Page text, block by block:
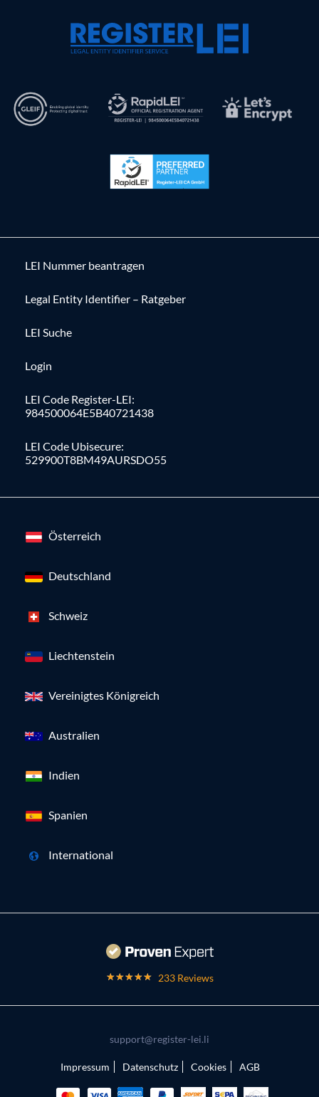
LEI Nummer beantragen
Legal Entity Identifier – Ratgeber
LEI Suche
Login
LEI Code Register-LEI:
984500064E5B40721438
LEI Code Ubisecure:
529900T8BM49AURSDO55
Österreich
Deutschland
Schweiz
Liechtenstein
Vereinigtes Königreich
Australien
Indien
Spanien
International
233 Reviews
support@register-lei.li
Impressum Datenschutz Cookies AGB